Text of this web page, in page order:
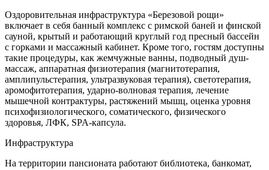
Оздоровительная инфраструктура «Березовой рощи»
включает в себя банный комплекс с римской баней и финской
сауной, крытый и работающий круглый год пресный бассейн
с горками и массажный кабинет. Кроме того, гостям доступны
такие процедуры, как жемчужные ванны, подводный душ-
массаж, аппаратная физиотерапия (магнитотерапия,
амплипульстерапия, ультразвуковая терапия), светотерапия,
аромофитотерапия, ударно-волновая терапия, лечение
мышечной контрактуры, растяжений мышц, оценка уровня
психофизиологического, соматического, физического
здоровья, ЛФК, SPA-капсула.
Инфраструктура
На территории пансионата работают библиотека, банкомат,